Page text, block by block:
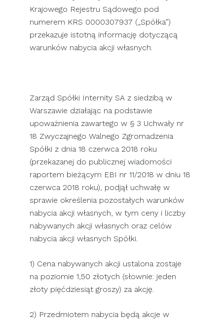
Krajowego Rejestru Sądowego pod
numerem KRS 0000307937 („Spółka”)
przekazuje istotną informację dotyczącą
warunków nabycia akcji własnych.
Zarząd Spółki Internity SA z siedzibą w
Warszawie działając na podstawie
upoważnienia zawartego w § 3 Uchwały nr
18 Zwyczajnego Walnego Zgromadzenia
Spółki z dnia 18 czerwca 2018 roku
(przekazanej do publicznej wiadomości
raportem bieżącym EBI nr 11/2018 w dniu 18
czerwca 2018 roku), podjął uchwałę w
sprawie określenia pozostałych warunków
nabycia akcji własnych, w tym ceny i liczby
nabywanych akcji własnych oraz celów
nabycia akcji własnych Spółki.
1) Cena nabywanych akcji ustalona zostaje
na poziomie 1,50 złotych (słownie: jeden
złoty pięćdziesiąt groszy) za akcję.
2) Przedmiotem nabycia będą akcje w